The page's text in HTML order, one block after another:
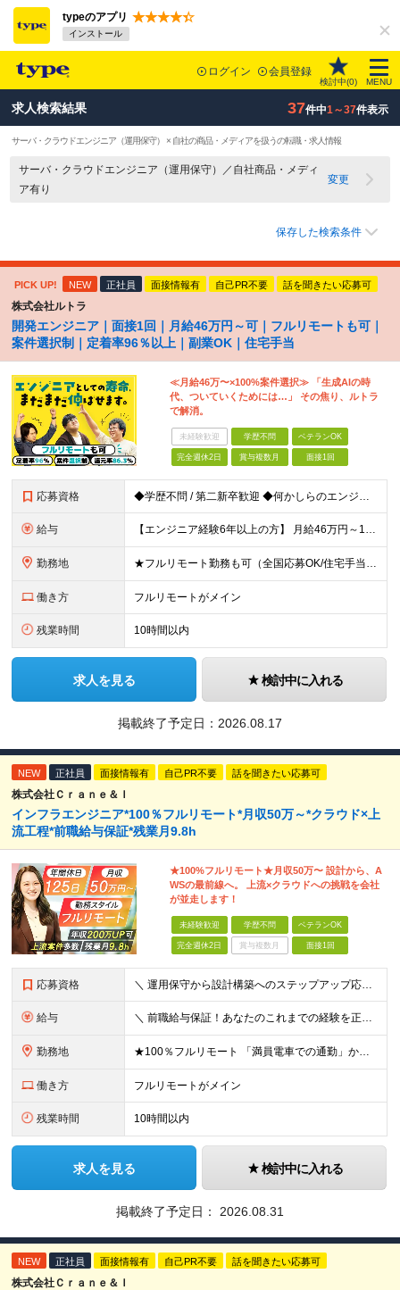
typeのアプリ
インストール
ログイン 会員登録
検討中(0) MENU
求人検索結果 37件中1～37件表示
サーバ・クラウドエンジニア（運用保守） × 自社の商品・メディアを扱うの転職・求人情報
サーバ・クラウドエンジニア（運用保守）／自社商品・メディ
ア有り
変更
保存した検索条件
PICK UP! NEW 正社員 面接情報有 自己PR不要 話を聞きたい応募可
株式会社ルトラ
開発エンジニア｜面接1回｜月給46万円～可｜フルリモートも可｜
案件選択制｜定着率96％以上｜副業OK｜住宅手当
≪月給46万〜×100%案件選択≫ 「生成AIの時
代、ついていくためには…」 その焦り、ルトラ
で解消。
未経験歓迎 学歴不問 ベテランOK
完全週休2日 賞与複数月 面接1回
応募資格 ◆学歴不問 / 第二新卒歓迎 ◆何かしらのエンジニア経験をお持ちの方 （言語・期間・フェーズ不問） 経験浅めの方も遠慮なくご応募ください！ ■入社前Q＆A ────── ◎実力に見合った報酬が手に
給与 【エンジニア経験6年以上の方】 月給46万円～100万円（固定残業代含む） ※上記月給には月30時間分の固定残業代（月8万7,400円～月19万円）を含む。超過分は全額支給。 【エンジニア経験4年以
勤務地 ★フルリモート勤務も可（全国応募OK/住宅手当を支給します） ※案件によって常駐が必要になる場合があります。 ※希望がない限り、転勤はありません ※U・Iターン歓迎 ★ルトラの社員は全国各地で活躍中
働き方 フルリモートがメイン
残業時間 10時間以内
求人を見る 検討中に入れる
掲載終了予定日： 2026.08.17
NEW 正社員 面接情報有 自己PR不要 話を聞きたい応募可
株式会社Ｃｒａｎｅ＆Ｉ
インフラエンジニア*100％フルリモート*月収50万～*クラウド×上
流工程*前職給与保証*残業月9.8h
★100%フルリモート★月収50万〜 設計から、A
WSの最前線へ。 上流×クラウドへの挑戦を会社
が並走します！
未経験歓迎 学歴不問 ベテランOK
完全週休2日 賞与複数月 面接1回
応募資格 ＼ 運用保守から設計構築へのステップアップ応援！ ／ ★学歴・分野不問（運用保守経験のみでも歓迎） ★「設計・構築に挑戦したい」「市場価値を高めたい」という意欲を重視！ ┗豊富な案件（SIer直下など
給与 ＼ 前職給与保証！あなたのこれまでの経験を正当評価 ／ ★月収50万円～スタート！【年俸600万～1,162万8,000円（12分割）】 ――「頑張りが給与に直結しない…」そんな不満とは無縁の環境で
勤務地 ★100％フルリモート 「満員電車での通勤」から卒業できます！ ★転勤なし 【本社】 東京都新宿区神楽坂1-2 研究社英語センタービル3階 本社またはプロジェクト先にて勤務いただきます！ ※プロジ
働き方 フルリモートがメイン
残業時間 10時間以内
求人を見る 検討中に入れる
掲載終了予定日： 2026.08.31
NEW 正社員 面接情報有 自己PR不要 話を聞きたい応募可
株式会社Ｃｒａｎｅ＆Ｉ